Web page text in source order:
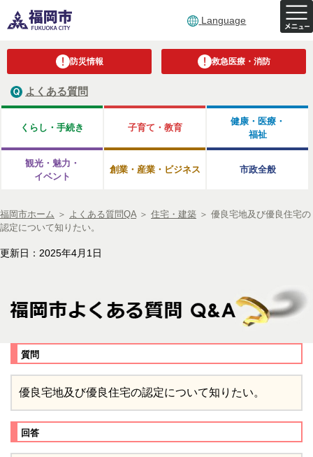
Language
防災情報 救急医療・消防
よくある質問
くらし・手続き 子育て・教育
健康・医療・
福祉
観光・魅力・
イベント
創業・産業・ビジネス 市政全般
福岡市ホーム ＞ よくある質問QA ＞ 住宅・建築 ＞ 優良宅地及び優良住宅の
認定について知りたい。
更新日：2025年4月1日
質問
優良宅地及び優良住宅の認定について知りたい。
回答